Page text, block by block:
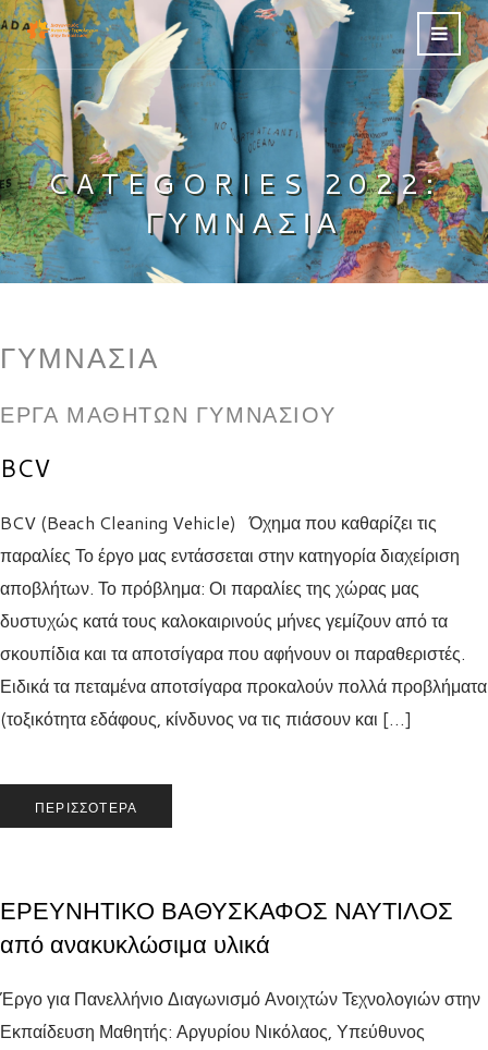
CATEGORIES 2022:
ΓΥΜΝΆΣΙΑ
ΓΥΜΝΆΣΙΑ
ΈΡΓΑ ΜΑΘΗΤΏΝ ΓΥΜΝΑΣΊΟΥ
BCV
BCV (Beach Cleaning Vehicle) Όχημα που καθαρίζει τις
παραλίες Το έργο μας εντάσσεται στην κατηγορία διαχείριση
αποβλήτων. Το πρόβλημα: Οι παραλίες της χώρας μας
δυστυχώς κατά τους καλοκαιρινούς μήνες γεμίζουν από τα
σκουπίδια και τα αποτσίγαρα που αφήνουν οι παραθεριστές.
Ειδικά τα πεταμένα αποτσίγαρα προκαλούν πολλά προβλήματα
(τοξικότητα εδάφους, κίνδυνος να τις πιάσουν και […]
ΠΕΡΙΣΣΌΤΕΡΑ
ΕΡΕΥΝΗΤΙΚΟ ΒΑΘΥΣΚΑΦΟΣ ΝΑΥΤΙΛΟΣ
από ανακυκλώσιμα υλικά
Έργο για Πανελλήνιο Διαγωνισμό Ανοιχτών Τεχνολογιών στην
Εκπαίδευση Μαθητής: Αργυρίου Νικόλαος, Υπεύθυνος